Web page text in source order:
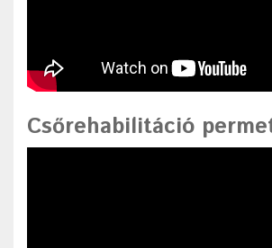
Csőrehabilitáció